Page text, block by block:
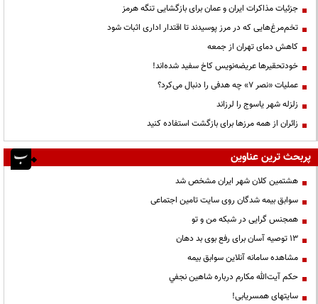
جزئیات مذاکرات ایران و عمان برای بازگشایی تنگه هرمز
تخم‌مرغ‌هایی که در مرز پوسیدند تا اقتدار اداری اثبات شود
کاهش دمای تهران از جمعه
خودتحقیرها عریضه‌نویس کاخ سفید شده‌اند!
عملیات «نصر ۷» چه هدفی را دنبال می‌کرد؟
زلزله شهر یاسوج را لرزاند
زائران از همه مرزها برای بازگشت استفاده کنید
پربحث ترین عناوین
هشتمین کلان شهر ایران مشخص شد
سوابق بیمه شدگان روی سایت تامین اجتماعی
همجنس گرایی در شبکه من و تو
13 توصیه آسان برای رفع بوی بد دهان
مشاهده سامانه آنلاين سوابق بیمه
حكم آيت‌الله مكارم درباره شاهين نجفي
سایتهای همسریابی!